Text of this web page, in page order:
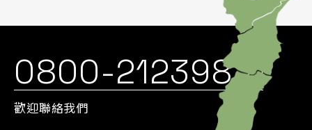
0800-212398
歡迎聯絡我們